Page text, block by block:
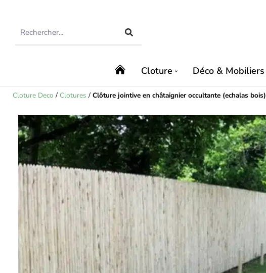
Cloture Déco & Mobiliers
Cloture Deco / Clotures / Clôture jointive en châtaignier occultante (echalas bois)